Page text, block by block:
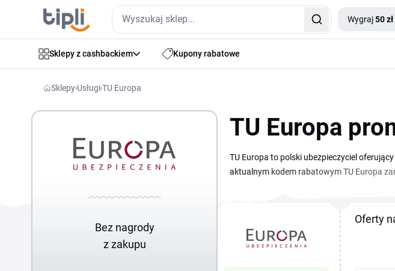
Wygraj50 zł
Sklepy z cashbackiem Kupony rabatowe
Sklepy UsługiTU Europa
Bez nagrody
z zakupu
TU Europa
TU Europa to polski ubezpieczyciel
aktualnym kodem rabatowym TU Europa
Oferty